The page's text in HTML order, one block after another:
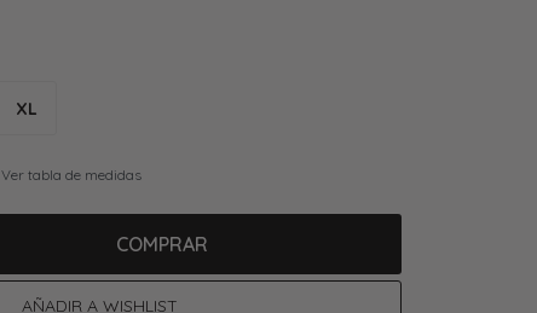
XL
Ver tabla de medidas
COMPRAR